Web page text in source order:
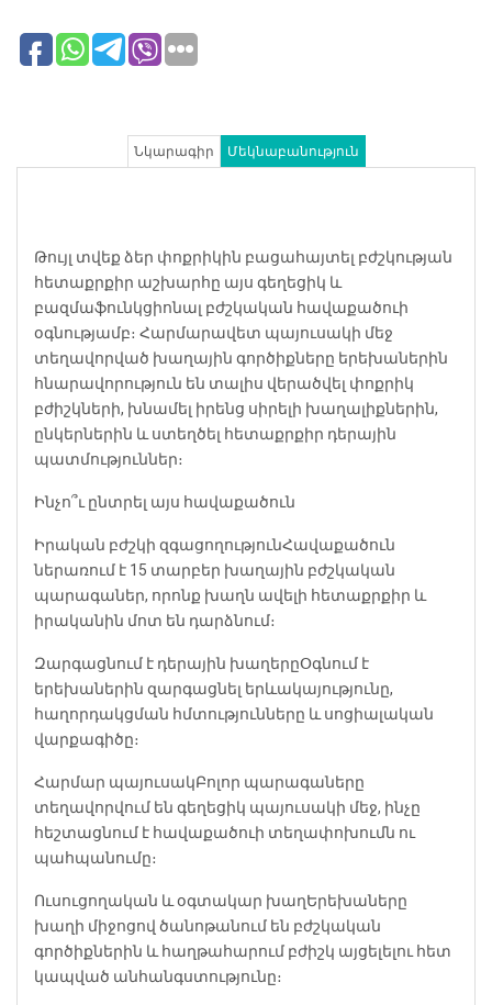
Նկարագիր Մեկնաբանություն
Թույլ տվեք ձեր փոքրիկին բացահայտել բժշկության
հետաքրքիր աշխարհը այս գեղեցիկ և
բազմաֆունկցիոնալ բժշկական հավաքածուի
օգնությամբ։ Հարմարավետ պայուսակի մեջ
տեղավորված խաղային գործիքները երեխաներին
հնարավորություն են տալիս վերածվել փոքրիկ
բժիշկների, խնամել իրենց սիրելի խաղալիքներին,
ընկերներին և ստեղծել հետաքրքիր դերային
պատմություններ։
Ինչո՞ւ ընտրել այս հավաքածուն
Իրական բժշկի զգացողությունՀավաքածուն
ներառում է 15 տարբեր խաղային բժշկական
պարագաներ, որոնք խաղն ավելի հետաքրքիր և
իրականին մոտ են դարձնում։
Զարգացնում է դերային խաղերըՕգնում է
երեխաներին զարգացնել երևակայությունը,
հաղորդակցման հմտությունները և սոցիալական
վարքագիծը։
Հարմար պայուսակԲոլոր պարագաները
տեղավորվում են գեղեցիկ պայուսակի մեջ, ինչը
հեշտացնում է հավաքածուի տեղափոխումն ու
պահպանումը։
Ուսուցողական և օգտակար խաղԵրեխաները
խաղի միջոցով ծանոթանում են բժշկական
գործիքներին և հաղթահարում բժիշկ այցելելու հետ
կապված անհանգստությունը։